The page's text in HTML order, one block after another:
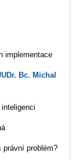
Bc. Michal
problém?